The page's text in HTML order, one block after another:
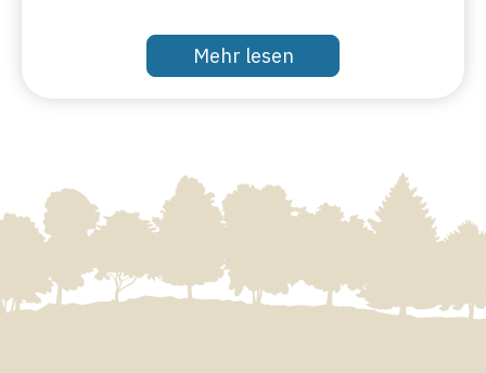
Mehr lesen